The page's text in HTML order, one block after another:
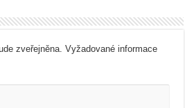
zveřejněna. Vyžadované informace